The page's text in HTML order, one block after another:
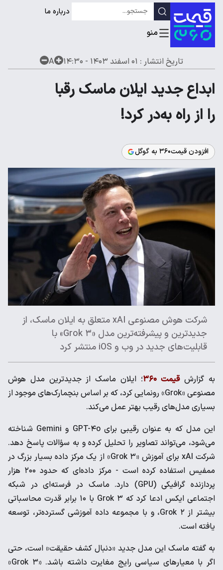
درباره ما
تاریخ انتشار : ۰۱ اسفند ۱۴۰۳ - ۱۴:۳۰ A
ابداع جدید ایلان ماسک رقبا
را از راه به‌در کرد!
افزودن قیمت۳۶۰ به گوگل
شرکت هوش مصنوعی xAI متعلق به ایلان ماسک، از
جدیدترین و پیشرفته‌ترین مدل «Grok ۳» با
قابلیت‌های جدید در وب و iOS منتشر کرد
به گزارشقیمت ۳۶۰
؛ ایلان ماسک از جدیدترین مدل هوش
مصنوعی «Grok» رونمایی کرد، که بر اساس بنچمارک‌های موجود از
بسیاری مدل‌های رقیب بهتر عمل می‌کند.
این مدل که به عنوان رقیبی برای GPT-۴o و Gemini شناخته
می‌شود، می‌تواند تصاویر را تحلیل کرده و به سؤالات پاسخ دهد.
شرکت xAI برای آموزش «Grok ۳» از یک مرکز داده بسیار بزرگ در
ممفیس استفاده کرده است - مرکز داده‌ای که حدود ۲۰۰ هزار
پردازنده گرافیکی (GPU) دارد. ماسک در فرسته‌ای در شبکه
اجتماعی ایکس ادعا کرد که Grok ۳ با ۱۰ برابر قدرت محاسباتی
بیشتر از Grok ۲، و با مجموعه داده آموزشی گسترده‌تر، توسعه
یافته است.
به گفته ماسک این مدل جدید «دنبال کشف حقیقت» است، حتی
اگر با معیارهای سیاسی رایج مغایرت داشته باشد. «Grok ۳»